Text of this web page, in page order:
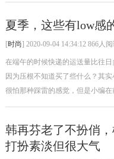
夏季，这些有low感
[时尚] 2020-09-04 14:34:12 866人阅
在端午的时候快递的运送量比往
因为压根不知道买了些什么？其
很怕那种踩雷的感觉，但是小编
韩再芬老了不扮俏，
打扮素淡但很大气